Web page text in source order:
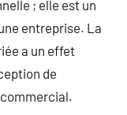
; elle est un
entreprise. La
a un effet
de